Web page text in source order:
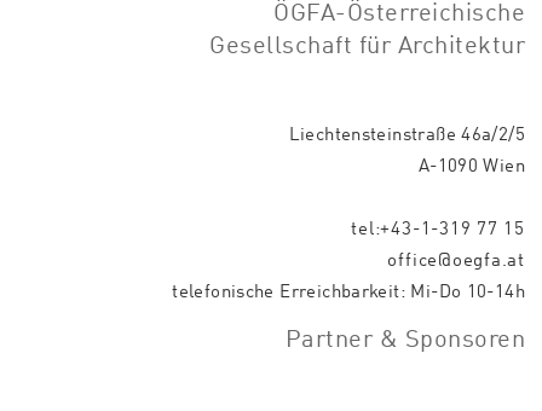
ÖGFA-Österreichische
Gesellschaft für Architektur
Liechtensteinstraße 46a/2/5
A-1090 Wien
tel:+43-1-319 77 15
office@oegfa.at
telefonische Erreichbarkeit: Mi-Do 10-14h
Partner & Sponsoren